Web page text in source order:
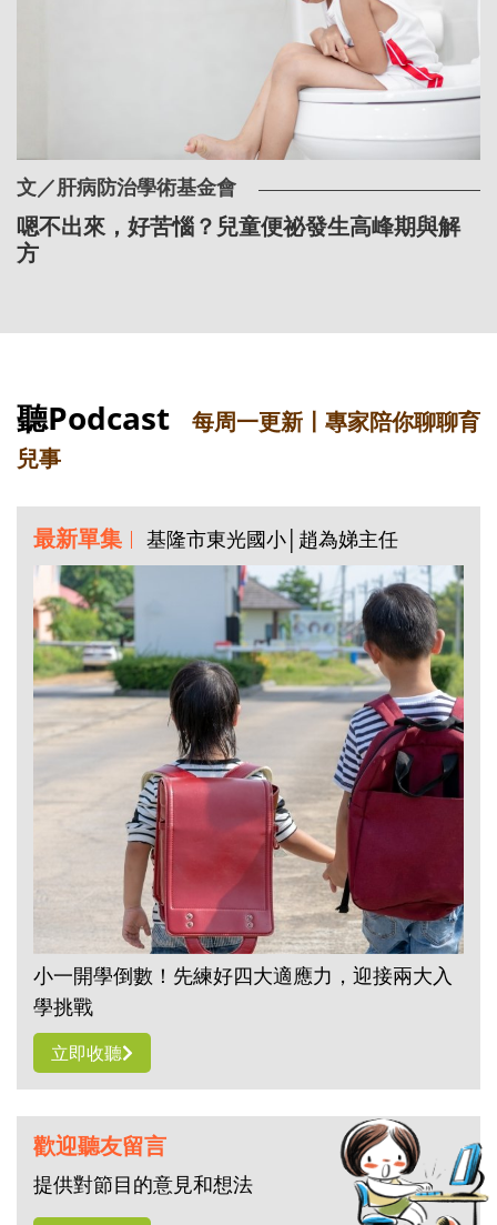
文／肝病防治學術基金會
嗯不出來，好苦惱？兒童便祕發生高峰期與解
方
聽Podcast
每周一更新〡專家陪你聊聊育
兒事
最新單集 基隆市東光國小│趙為娣主任
小一開學倒數！先練好四大適應力，迎接兩大入
學挑戰
立即收聽
歡迎聽友留言
提供對節目的意見和想法